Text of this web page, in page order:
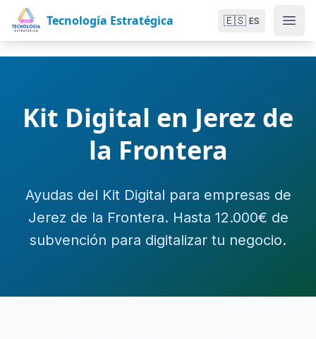
Tecnología Estratégica 🇪🇸 ES
Kit Digital en Jerez de
la Frontera
Ayudas del Kit Digital para empresas de
Jerez de la Frontera. Hasta 12.000€ de
subvención para digitalizar tu negocio.